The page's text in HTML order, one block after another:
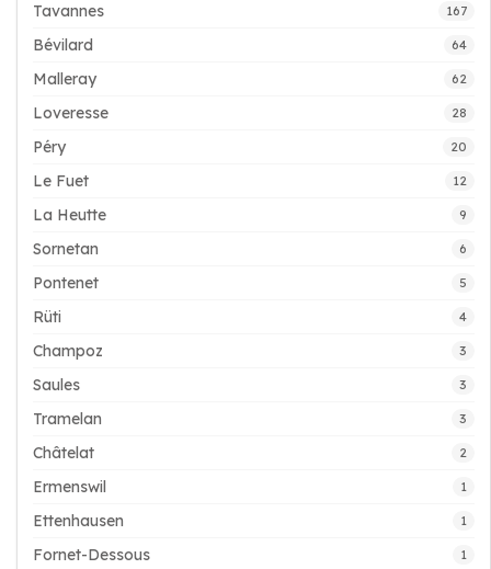
Tavannes
167
Bévilard 64
Malleray 62
Loveresse 28
Péry 20
Le Fuet 12
La Heutte 9
Sornetan 6
Pontenet 5
Rüti 4
Champoz 3
Saules 3
Tramelan 3
Châtelat 2
Ermenswil 1
Ettenhausen 1
Fornet-Dessous 1